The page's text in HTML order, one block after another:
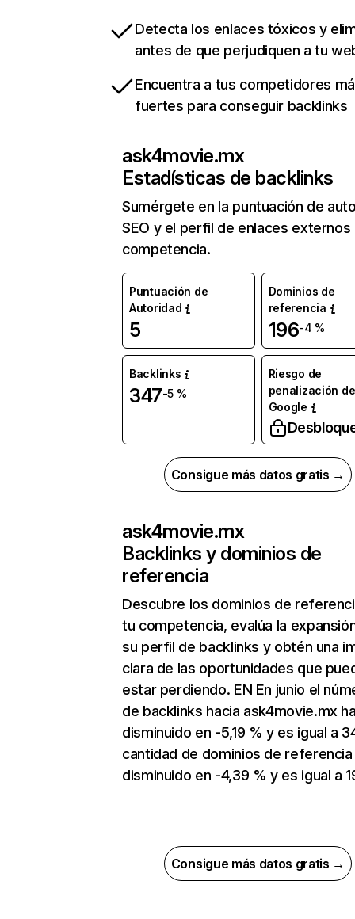
Detecta los enlaces tóxicos y
antes de que perjudiquen a tu
Encuentra a tus competidores
fuertes para conseguir backlinks
ask4movie.mx
Estadísticas de backlinks
Sumérgete en la puntuación de
SEO y el perfil de enlaces externos
competencia.
Puntuación de
Autoridad
5
Dominios de
referencia
196-4 %
Backlinks
347-5 %
Riesgo de
penalización de
Google
Consigue más datos gratis →
ask4movie.mx
Backlinks y dominios de
referencia
Descubre los dominios de
tu competencia, evalúa la
su perfil de backlinks y obtén una
clara de las oportunidades que
estar perdiendo. EN En junio el
de backlinks hacia ask4movie.mx
disminuido en -5,19 % y es igual a
cantidad de dominios de referencia
disminuido en -4,39 % y es igual a
Consigue más datos gratis →